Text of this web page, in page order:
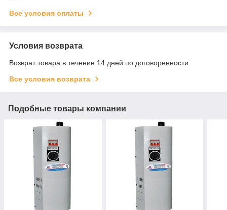
Все условия оплаты
Условия возврата
Возврат товара в течение 14 дней по договоренности
Все условия возврата
Подобные товары компании